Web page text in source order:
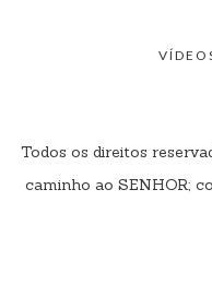
Todos os direitos
caminho ao SENHOR;